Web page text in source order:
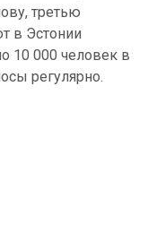
третью
в Эстонии
10 000 человек в
регулярно.